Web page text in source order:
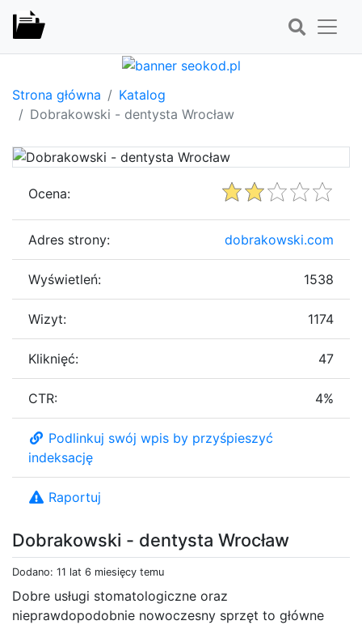
Strona główna
Katalog
Dobrakowski - dentysta Wrocław
Dobrakowski - dentysta Wrocław
Dodano: 11 lat 6 miesięcy temu
Dobre usługi stomatologiczne oraz
nieprawdopodobnie nowoczesny sprzęt to główne
Ocena:
Adres strony: dobrakowski.com
Wyświetleń: 1538
Wizyt: 1174
Kliknięć: 47
CTR: 4%
Podlinkuj swój wpis by przyśpieszyć
indeksację
Raportuj